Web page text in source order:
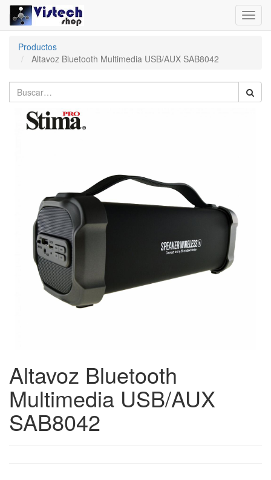
Productos
Altavoz Bluetooth Multimedia USB/AUX SAB8042
Altavoz Bluetooth
Multimedia USB/AUX
SAB8042